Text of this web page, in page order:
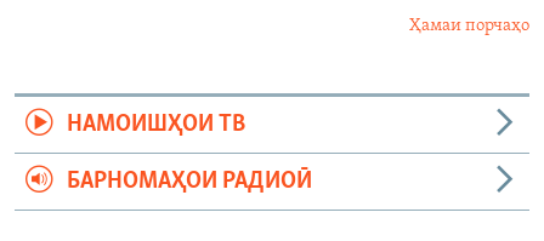
Ҳамаи порчаҳо
НАМОИШҲОИ ТВ
БАРНОМАҲОИ РАДИОӢ